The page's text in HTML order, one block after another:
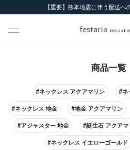
【重要】熊本地震に伴う配送へ
商品一覧
#ネックレス アクアマリン #ネ
#ネックレス 地金 #地金 アクアマリン
#アジャスター 地金 #誕生石 アクアマ
#ネックレス イエローゴールド